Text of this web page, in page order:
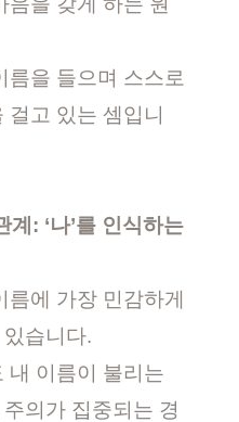
름을 들으며 스스로
고 있는 셈입니
: ‘나’를 인식하는
에 가장 민감하게
습니다.
내 이름이 불리는
의가 집중되는 경